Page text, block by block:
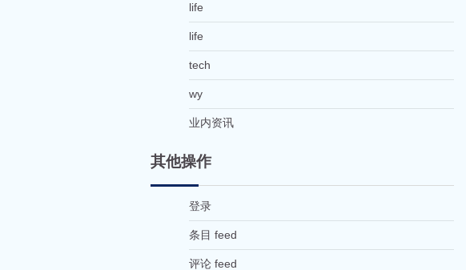
life
life
tech
wy
业内资讯
其他操作
登录
条目 feed
评论 feed